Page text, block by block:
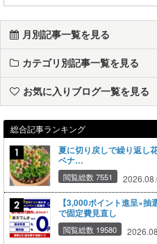
月別記事一覧を見る
カテゴリ別記事一覧を見る
お気に入りブログ一覧を見る
総合記事ランキング
夏に切り戻しで繰り返し
ベナ…
閲覧総数 7551
【3,000ポイント進呈×
で固定費見直し
閲覧総数 19580